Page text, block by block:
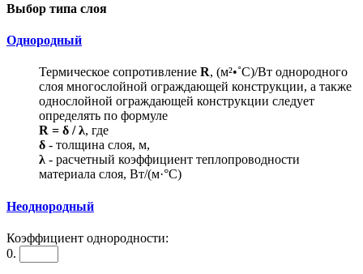
Выбор типа слоя
Однородный
Термическое сопротивление R, (м²•˚С)/Вт однородного
слоя многослойной ограждающей конструкции, а также
однослойной ограждающей конструкции следует
определять по формуле
R = δ / λ, где
δ - толщина слоя, м,
λ - расчетный коэффициент теплопроводности
материала слоя, Вт/(м·°С)
Неоднородный
Коэффициент однородности:
0.